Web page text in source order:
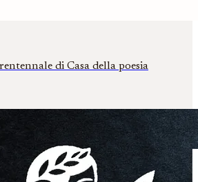
di Casa della poesia